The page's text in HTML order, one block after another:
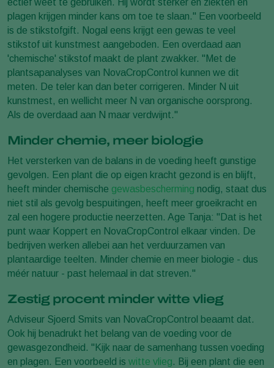
ectief weet te gebruiken. Hij wordt sterker en ziekten en
plagen krijgen minder kans om toe te slaan." Een voorbeeld
is de stikstofgift. Nogal eens krijgt een gewas te veel
stikstof uit kunstmest aangeboden. Een overdaad aan
'chemische' stikstof maakt de plant zwakker. "Met de
plantsapanalyses van NovaCropControl kunnen we dit
meten. De teler kan dan beter corrigeren. Minder N uit
kunstmest, en wellicht meer N van organische oorsprong.
Als de overdaad aan N maar verdwijnt."
Minder chemie, meer biologie
Het versterken van de balans in de voeding heeft gunstige
gevolgen. Een plant die op eigen kracht gezond is en blijft,
heeft minder chemische gewasbescherming nodig, staat dus
niet stil als gevolg bespuitingen, heeft meer groeikracht en
zal een hogere productie neerzetten. Age Tanja: "Dat is het
punt waar Koppert en NovaCropControl elkaar vinden. De
bedrijven werken allebei aan het verduurzamen van
plantaardige teelten. Minder chemie en meer biologie - dus
méér natuur - past helemaal in dat streven."
Zestig procent minder witte vlieg
Adviseur Sjoerd Smits van NovaCropControl beaamt dat.
Ook hij benadrukt het belang van de voeding voor de
gewasgezondheid. "Kijk naar de samenhang tussen voeding
en plagen. Een voorbeeld is witte vlieg. Bij een plant die een